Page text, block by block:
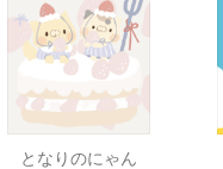
となりのにゃん